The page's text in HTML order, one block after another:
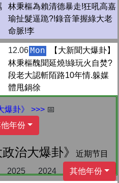
林秉樞為賴清德暴走!狂吼高嘉
瑜扯髮逼跪?!錄音筆握綠大老
命脈!李
12.06 Mon
【大新聞大爆卦】
林秉樞醜聞延燒!綠玩火自焚?
段老大認斬陌路10年情.躲媒
體甩鍋徐
爆卦》 >>> 📅
年份
治大爆卦》
近期节目
2025 2024
其他年份